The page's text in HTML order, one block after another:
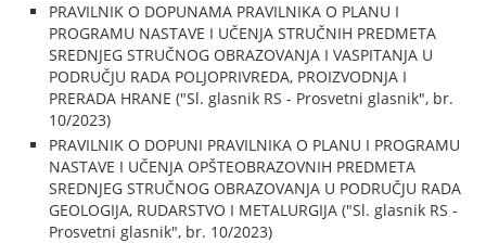
PRAVILNIK O DOPUNAMA PRAVILNIKA O PLANU I
PROGRAMU NASTAVE I UČENJA STRUČNIH PREDMETA
SREDNJEG STRUČNOG OBRAZOVANJA I VASPITANJA U
PODRUČJU RADA POLJOPRIVREDA, PROIZVODNJA I
PRERADA HRANE ("Sl. glasnik RS - Prosvetni glasnik", br.
10/2023)
PRAVILNIK O DOPUNI PRAVILNIKA O PLANU I PROGRAMU
NASTAVE I UČENJA OPŠTEOBRAZOVNIH PREDMETA
SREDNJEG STRUČNOG OBRAZOVANJA U PODRUČJU RADA
GEOLOGIJA, RUDARSTVO I METALURGIJA ("Sl. glasnik RS -
Prosvetni glasnik", br. 10/2023)